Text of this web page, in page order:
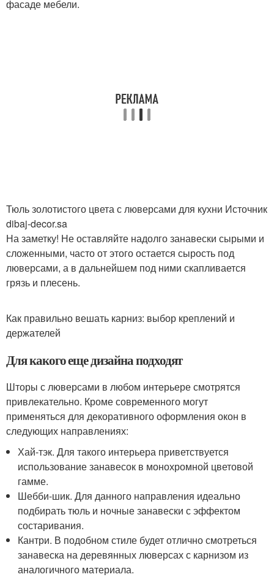
фасаде мебели.
Тюль золотистого цвета с люверсами для кухни Источник
dibaj-decor.sa
На заметку! Не оставляйте надолго занавески сырыми и
сложенными, часто от этого остается сырость под
люверсами, а в дальнейшем под ними скапливается
грязь и плесень.
Как правильно вешать карниз: выбор креплений и
держателей
Для какого еще дизайна подходят
Шторы с люверсами в любом интерьере смотрятся
привлекательно. Кроме современного могут
применяться для декоративного оформления окон в
следующих направлениях:
Хай-тэк. Для такого интерьера приветствуется
использование занавесок в монохромной цветовой
гамме.
Шебби-шик. Для данного направления идеально
подбирать тюль и ночные занавески с эффектом
состаривания.
Кантри. В подобном стиле будет отлично смотреться
занавеска на деревянных люверсах с карнизом из
аналогичного материала.